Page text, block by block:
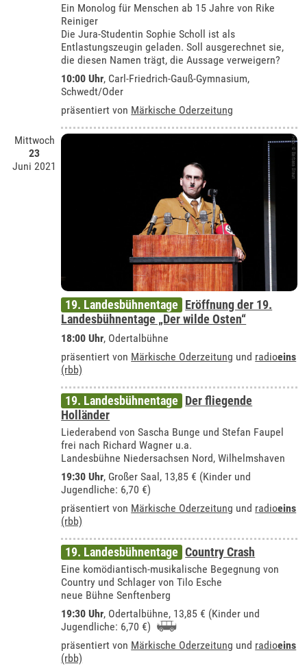
Ein Monolog für Menschen ab 15 Jahre von Rike
Reiniger
Die Jura-Studentin Sophie Scholl ist als
Entlastungszeugin geladen. Soll ausgerechnet sie,
die diesen Namen trägt, die Aussage verweigern?
10:00 Uhr, Carl-Friedrich-Gauß-Gymnasium,
Schwedt/Oder
präsentiert von Märkische Oderzeitung
Mittwoch
23
Juni 2021
19. Landesbühnentage Eröffnung der 19.
Landesbühnentage „Der wilde Osten“
18:00 Uhr, Odertalbühne
präsentiert von Märkische Oderzeitung und radioeins
(rbb)
19. Landesbühnentage Der fliegende
Holländer
Liederabend von Sascha Bunge und Stefan Faupel
frei nach Richard Wagner u.a.
Landesbühne Niedersachsen Nord, Wilhelmshaven
19:30 Uhr, Großer Saal, 13,85 € (Kinder und
Jugendliche: 6,70 €)
präsentiert von Märkische Oderzeitung und radioeins
(rbb)
19. Landesbühnentage Country Crash
Eine komödiantisch-musikalische Begegnung von
Country und Schlager von Tilo Esche
neue Bühne Senftenberg
19:30 Uhr, Odertalbühne, 13,85 € (Kinder und
Jugendliche: 6,70 €)
präsentiert von Märkische Oderzeitung und radioeins
(rbb)